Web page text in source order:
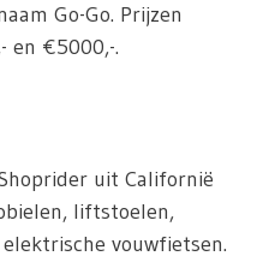
Go-Go. Prijzen
en €5000,-.
uit Californië
liftstoelen,
vouwfietsen.